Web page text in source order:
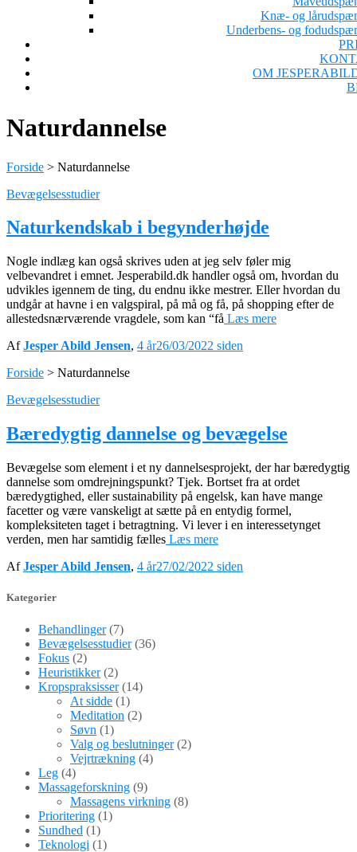
Knæ- og
Underbens- og
OM
Naturdannelse
Forside > Naturdannelse
Bevægelsesstudier
Naturkendskab i begynderhøjde
Nogle indlæg kan også skrives uden at jeg selv føler mig
velbevandret i emnet. Jesperabild.dk handler også om, hvordan du
udvikles igennem de ting, du endnu ikke mestrer. Eller hvordan du
undgår at havne i en valgspiral, på må og få, på shopping efter de
allestedsnærværende vragdele, som kan “få Læs mere
AfJesper Abild Jensen, 4 år26/03/2022 siden
Forside > Naturdannelse
Bevægelsesstudier
Bæredygtig dannelse og bevægelse
Bevægelse som element i et ny dannelsesprojekt, der har bæredygtig
dannelse som omdrejningspunkt? Tjek. Bortset fra at ordet
bæredygtighed, eller sustainability på engelsk, kan have mange
facetter og være vanskeligt at sætte på en entydig formel,
kompleksiteten taget i betragtning. Vi lever i en interessetynget
verden, men har samtidig fælles Læs mere
AfJesper Abild Jensen, 4 år27/02/2022 siden
Kategorier
Behandlinger(7)
Bevægelsesstudier(36)
Fokus (2)
Heuristikker(2)
Kropspraksisser(14)
At sidde (1)
Meditation (2)
Søvn (1)
Valg og beslutninger(2)
Vejrtrækning (4)
Leg (4)
Massageforskning (9)
Massagens virkning (8)
Prioritering (1)
Sundhed (1)
Teknologi (1)